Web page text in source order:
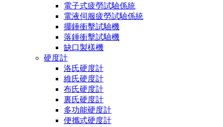
電子式疲勞試驗係統
電液伺服疲勞試驗係統
擺錘衝擊試驗機
落錘衝擊試驗機
缺口製樣機
硬度計
洛氏硬度計
維氏硬度計
布氏硬度計
裏氏硬度計
多功能硬度計
便攜式硬度計